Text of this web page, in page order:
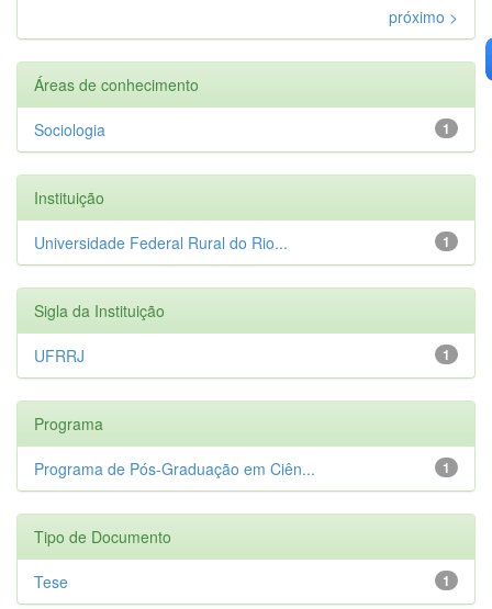
próximo >
Áreas de conhecimento
1
Sociologia
Instituição
1
Universidade Federal Rural do Rio...
Sigla da Instituição
1
UFRRJ
Programa
1
Programa de Pós-Graduação em Ciên...
Tipo de Documento
1
Tese